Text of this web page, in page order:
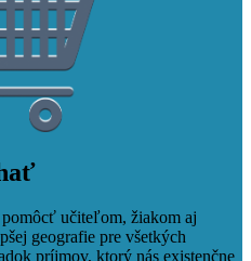
učiteľom, žiakom aj
geografie pre všetkých
príjmov, ktorý nás existenčne